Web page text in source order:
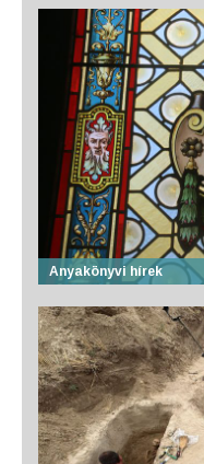
Anyakönyvi hírek